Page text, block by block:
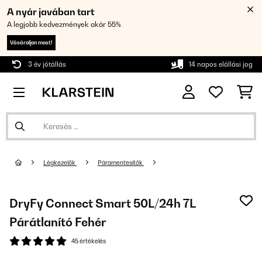
A nyár javában tart
A legjobb kedvezmények akár 55%
Vásároljon most!
3 év jótállás 14 napos elállási jog
Légkezelők Páramentesítők
DryFy Connect Smart 50L/24h 7L
Párátlanító Fehér
45 értékelés